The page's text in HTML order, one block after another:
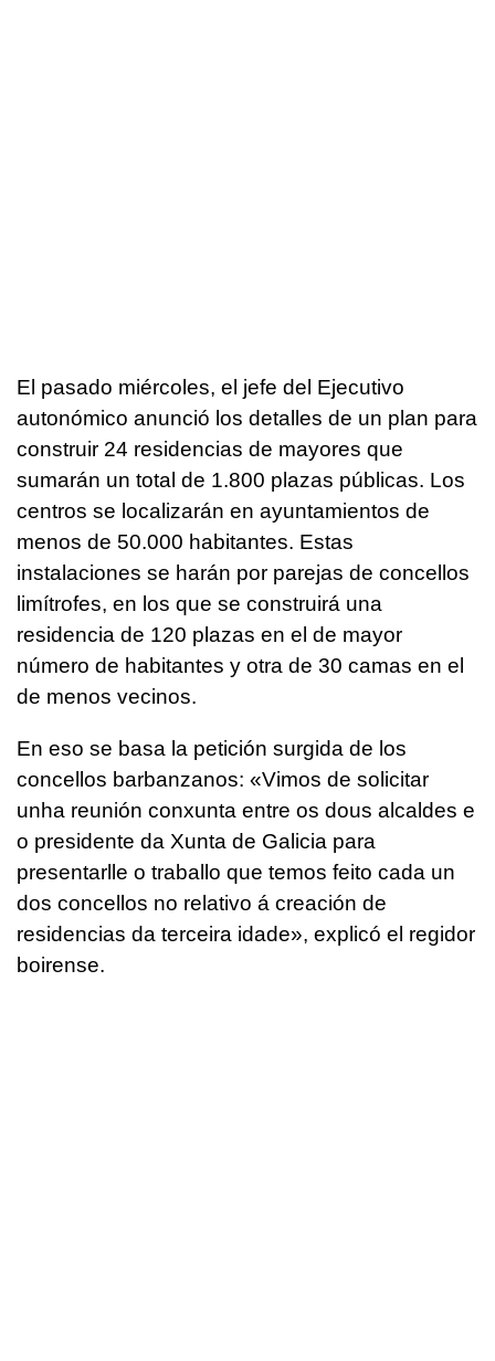
El pasado miércoles, el jefe del Ejecutivo
autonómico anunció los detalles de un plan para
construir 24 residencias de mayores que
sumarán un total de 1.800 plazas públicas. Los
centros se localizarán en ayuntamientos de
menos de 50.000 habitantes. Estas
instalaciones se harán por parejas de concellos
limítrofes, en los que se construirá una
residencia de 120 plazas en el de mayor
número de habitantes y otra de 30 camas en el
de menos vecinos.
En eso se basa la petición surgida de los
concellos barbanzanos: «Vimos de solicitar
unha reunión conxunta entre os dous alcaldes e
o presidente da Xunta de Galicia para
presentarlle o traballo que temos feito cada un
dos concellos no relativo á creación de
residencias da terceira idade», explicó el regidor
boirense.